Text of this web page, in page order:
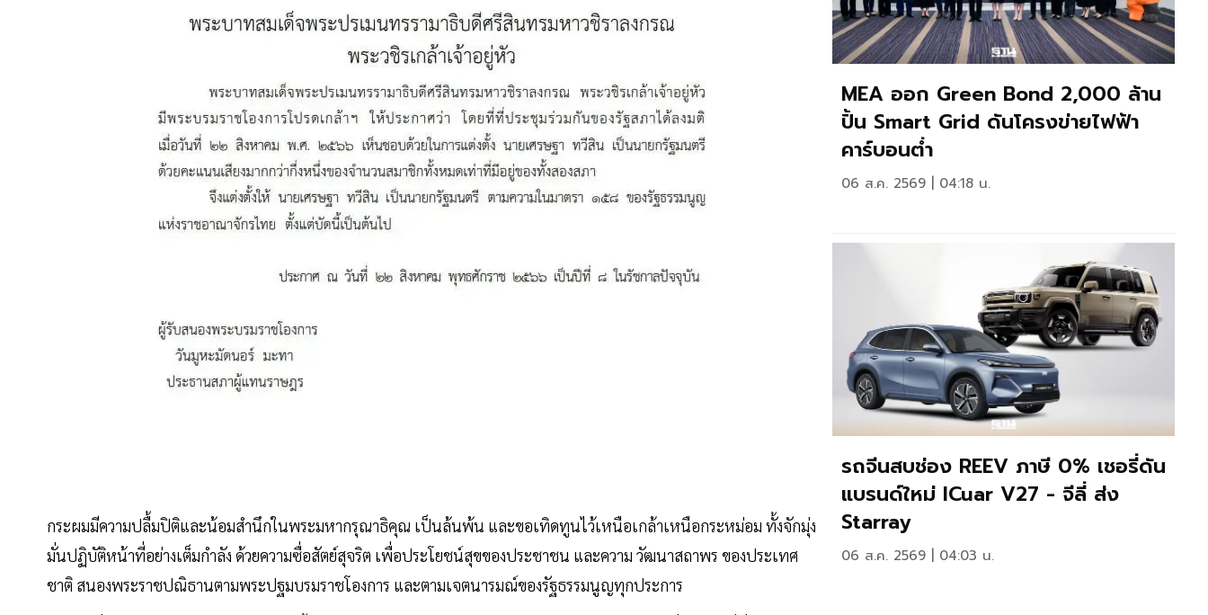
กระผมมีความปลื้มปิติและน้อมสำนึกในพระมหากรุณาธิคุณ เป็นล้นพ้น และขอเทิดทูนไว้เหนือเกล้าเหนือกระหม่อม ทั้งจักมุ่ง
มั่นปฏิบัติหน้าที่อย่างเต็มกำลัง ด้วยความซื่อสัตย์สุจริต เพื่อประโยชน์สุขของประชาชน และความ วัฒนาสถาพร ของประเทศ
ชาติ สนองพระราชปณิธานตามพระปฐมบรมราชโองการ และตามเจตนารมณ์ของรัฐธรรมนูญทุกประการ
MEA ออก Green Bond 2,000 ล้าน
ปั้น Smart Grid ดันโครงข่ายไฟฟ้า
คาร์บอนต่ำ
06 ส.ค. 2569 | 04:18 น.
รถจีนสบช่อง REEV ภาษี 0% เชอรี่ดัน
แบรนด์ใหม่ ICuar V27 - จีลี่ ส่ง
Starray
06 ส.ค. 2569 | 04:03 น.